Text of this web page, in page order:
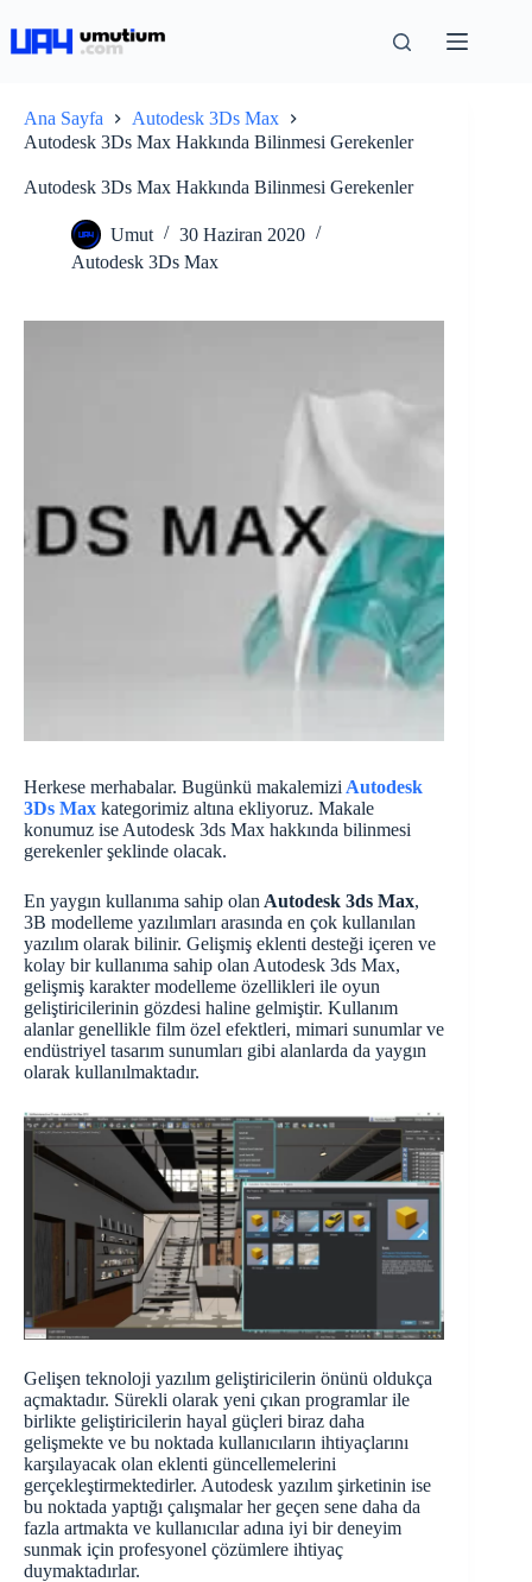
Ana Sayfa
Autodesk 3Ds Max
Autodesk 3Ds Max Hakkında Bilinmesi Gerekenler
Autodesk 3Ds Max Hakkında Bilinmesi Gerekenler
Umut
30 Haziran 2020
Autodesk 3Ds Max
Herkese merhabalar. Bugünkü makalemizi Autodesk
3Ds Max kategorimiz altına ekliyoruz. Makale
konumuz ise Autodesk 3ds Max hakkında bilinmesi
gerekenler şeklinde olacak.
En yaygın kullanıma sahip olan Autodesk 3ds Max,
3B modelleme yazılımları arasında en çok kullanılan
yazılım olarak bilinir. Gelişmiş eklenti desteği içeren ve
kolay bir kullanıma sahip olan Autodesk 3ds Max,
gelişmiş karakter modelleme özellikleri ile oyun
geliştiricilerinin gözdesi haline gelmiştir. Kullanım
alanlar genellikle film özel efektleri, mimari sunumlar ve
endüstriyel tasarım sunumları gibi alanlarda da yaygın
olarak kullanılmaktadır.
Gelişen teknoloji yazılım geliştiricilerin önünü oldukça
açmaktadır. Sürekli olarak yeni çıkan programlar ile
birlikte geliştiricilerin hayal güçleri biraz daha
gelişmekte ve bu noktada kullanıcıların ihtiyaçlarını
karşılayacak olan eklenti güncellemelerini
gerçekleştirmektedirler. Autodesk yazılım şirketinin ise
bu noktada yaptığı çalışmalar her geçen sene daha da
fazla artmakta ve kullanıcılar adına iyi bir deneyim
sunmak için profesyonel çözümlere ihtiyaç
duymaktadırlar.